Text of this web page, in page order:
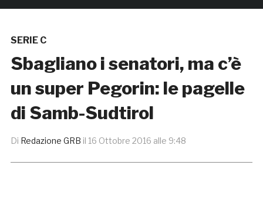
SERIE C
Sbagliano i senatori, ma c’è
un super Pegorin: le pagelle
di Samb-Sudtirol
Di Redazione GRB il 16 Ottobre 2016 alle 9:48